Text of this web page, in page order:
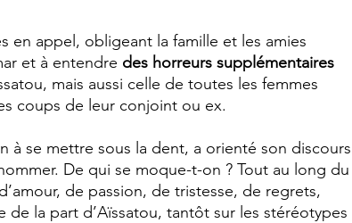
en appel, obligeant la famille et les amies
et à entendre des horreurs supplémentaires
mais aussi celle de toutes les femmes
coups de leur conjoint ou ex.
à se mettre sous la dent, a orienté son discours
De qui se moque-t-on ? Tout au long du
de passion, de tristesse, de regrets,
la part d’Aïssatou, tantôt sur les stéréotypes